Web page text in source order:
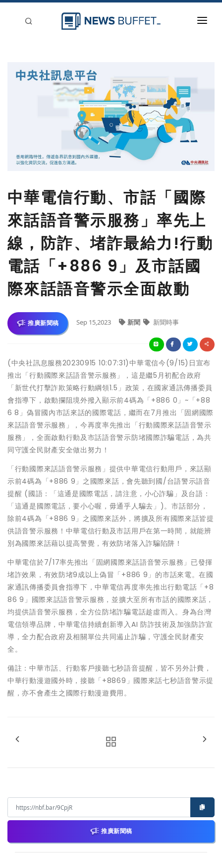
中華電信行動、市話「國際
來話語音警示服務」率先上
線，防詐、堵詐最給力!行動
電話「+886 9」及市話國
際來話語音警示全面啟動
推廣新聞稿 Sep 15,2023 新聞 新聞時事
(中央社訊息服務20230915 10:07:31)中華電信今(9/15)日宣布
推出「行動國際來話語音警示服務」，這是繼5月初配合政府
「新世代打擊詐欺策略行動綱領1.5」政策，在國家通訊傳播委員
會指導下，啟動攔阻境外撥入顯示前4碼為「+886 0」~「+88
6 8」偽冒國內市話來話的國際電話，繼而在7月推出「固網國際
來話語音警示服務」，今再度率先推出「行動國際來話語音警示
服務」，全面啟動行動及市話語音警示防堵國際詐騙電話，為共
同守護全民財產安全做出努力！
「行動國際來話語音警示服務」提供中華電信行動用戶，來話顯
示前4碼為「+886 9」之國際來話，會先聽到國/台語警示語音
提醒 (國語：「這通是國際電話，請注意，小心詐騙」及台語：
「這通是國際電話，要小心喔，毋通乎人騙去」)。市話部分，
除前4碼為「+886 9」之國際來話外，將擴及所有國際來話皆提
供語音警示服務！中華電信行動及市話用戶在第一時間，就能辨
別為國際來話藉以提高警覺，有效防堵落入詐騙陷阱！
中華電信於7/17率先推出「固網國際來話語音警示服務」已發揮
堵詐效果，有效防堵9成以上偽冒「+886 9」的市話來電。在國
家通訊傳播委員會指導下，中華電信再度率先推出行動電話「+8
86 9」國際來話語音警示服務，並擴大至所有市話的國際來話，
均提供語音警示服務，全方位防堵詐騙電話趁虛而入。身為台灣
電信領導品牌，中華電信持續創新導入AI 防詐技術及加強防詐宣
導，全力配合政府及相關單位共同遏止詐騙，守護全民財產安
全。
備註：中華市話、行動客戶接聽七秒語音提醒，皆不另外計費，
中華行動漫遊國外時，接聽「+8869」國際來話七秒語音警示提
醒，亦不會產生之國際行動漫遊費用。
推廣新聞稿